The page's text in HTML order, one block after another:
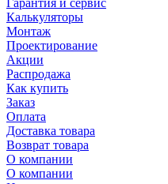
Гарантия и сервис
Калькуляторы
Монтаж
Проектирование
Акции
Распродажа
Как купить
Заказ
Оплата
Доставка товара
Возврат товара
О компании
О компании